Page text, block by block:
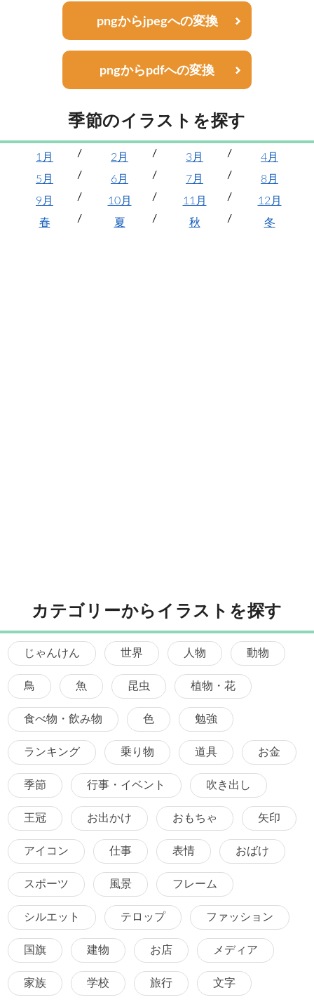
pngからjpegへの変換
pngからpdfへの変換
季節のイラストを探す
1月 2月 3月
4月
5月
6月 7月
8月
9月
10月 11月
12月
春
夏 秋 冬
カテゴリーからイラストを探す
じゃんけん 世界 人物 動物
鳥 魚 昆虫 植物・花
食べ物・飲み物 色 勉強
ランキング 乗り物 道具 お金
季節 行事・イベント 吹き出し
王冠 お出かけ おもちゃ 矢印
アイコン 仕事 表情 おばけ
スポーツ 風景 フレーム
シルエット テロップ ファッション
国旗 建物 お店 メディア
家族 学校 旅行 文字